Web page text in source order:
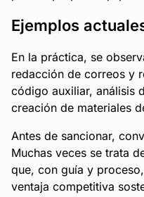
Ejemplos
En la práctica, se
redacción de correos y
código auxiliar, análisis
creación de materiales
Antes de sancionar,
Muchas veces se trata
que, con guía y
ventaja competitiva